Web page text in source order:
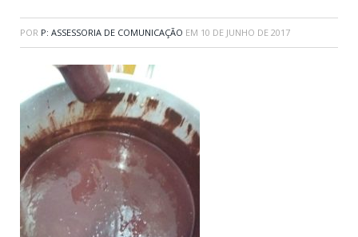
POR P: ASSESSORIA DE COMUNICAÇÃO EM 10 DE JUNHO DE 2017